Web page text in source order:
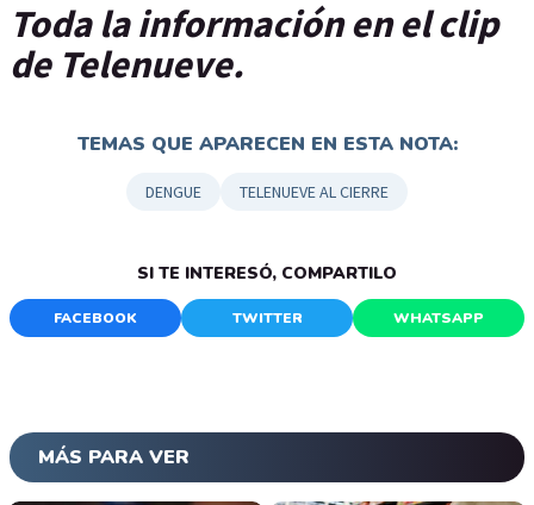
Toda la información en el clip
de Telenueve.
TEMAS QUE APARECEN EN ESTA NOTA:
DENGUE TELENUEVE AL CIERRE
SI TE INTERESÓ, COMPARTILO
FACEBOOK TWITTER WHATSAPP
MÁS PARA VER